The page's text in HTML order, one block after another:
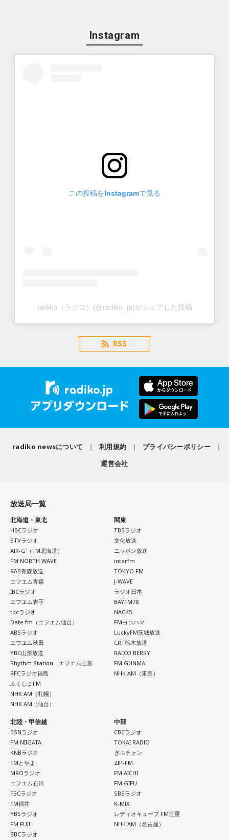
Instagram
この投稿をInstagramで見る
radiko（ラジコ）(@radiko_jp)がシェアした投稿
RSS
radiko newsについて 利用規約
プライバシーポリシー
運営会社
放送局一覧
北海道・東北
HBCラジオ
STVラジオ
AIR-G'（FM北海道）
FM NORTH WAVE
RAB青森放送
エフエム青森
IBCラジオ
エフエム岩手
tbcラジオ
Date fm（エフエム仙台）
ABSラジオ
エフエム秋田
YBC山形放送
Rhythm Station エフエム山形
RFCラジオ福島
ふくしまFM
NHK AM（札幌）
NHK AM（仙台）
関東
TBSラジオ
文化放送
ニッポン放送
interfm
TOKYO FM
J-WAVE
ラジオ日本
BAYFM78
NACK5
FMヨコハマ
LuckyFM茨城放送
CRT栃木放送
RADIO BERRY
FM GUNMA
NHK AM（東京）
北陸・甲信越
BSNラジオ
FM NIIGATA
KNBラジオ
FMとやま
MROラジオ
エフエム石川
FBCラジオ
FM福井
YBSラジオ
FM FUJI
SBCラジオ
中部
CBCラジオ
TOKAI RADIO
ぎふチャン
ZIP-FM
FM AICHI
FM GIFU
SBSラジオ
K-MIX
レディオキューブ FM三重
NHK AM（名古屋）